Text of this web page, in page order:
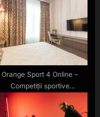
Orange Sport 4 Online –
Competiții sportive
internaționale live